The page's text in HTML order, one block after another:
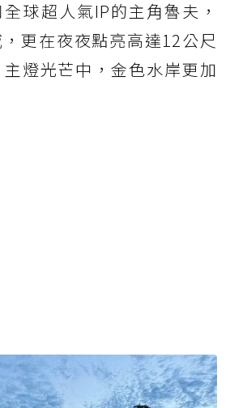
球超人氣IP的主角魯夫，
更在夜夜點亮高達12公尺
燈光芒中，金色水岸更加